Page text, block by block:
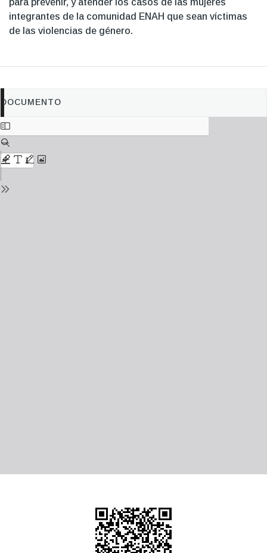
integrantes de la comunidad ENAH que sean víctimas
de las violencias de género.
DOCUMENTO
Documento